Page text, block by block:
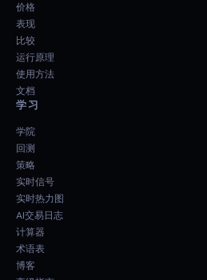
价格
表现
比较
运行原理
使用方法
文档
学习
学院
回测
策略
实时信号
实时热力图
AI交易日志
计算器
术语表
博客